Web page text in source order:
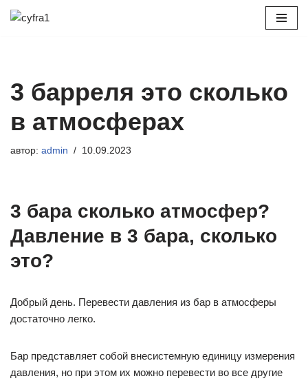
3 барреля это сколько
в атмосферах
автор: admin 10.09.2023
3 бара сколько атмосфер?
Давление в 3 бара, сколько
это?
Добрый день. Перевести давления из бар в атмосферы
достаточно легко.
Бар представляет собой внесистемную единицу измерения
давления, но при этом их можно перевести во все другие